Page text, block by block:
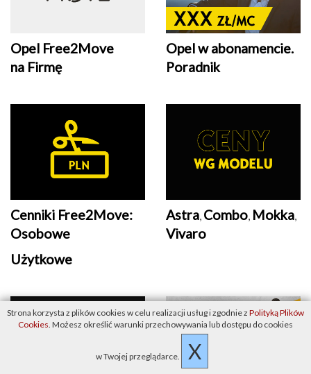
Opel Free2Move
na Firmę
Opel w abonamencie.
Poradnik
Cenniki Free2Move:
Osobowe
Użytkowe
Astra, Combo, Mokka,
Vivaro
Strona korzysta z plików cookies w celu realizacji usług i zgodnie z Polityką Plików
Cookies. Możesz określić warunki przechowywania lub dostępu do cookies
w Twojej przeglądarce. X